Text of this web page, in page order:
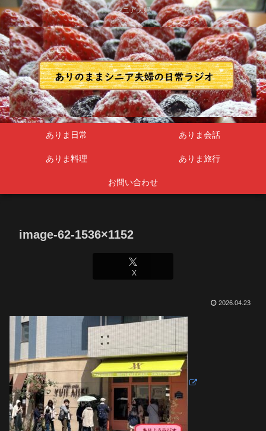
シニア夫婦
ありま日常 ありま会話
ありま料理 ありま旅行
お問い合わせ
image-62-1536×1152
X
2026.04.23